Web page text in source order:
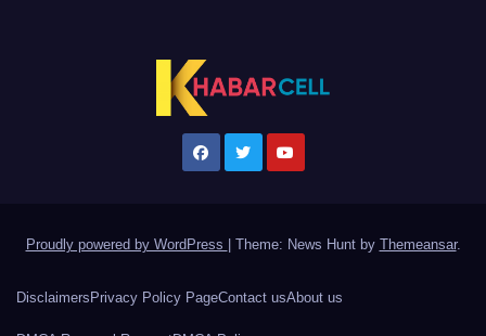
Proudly powered by WordPress Theme: News Hunt by Themeansar.
DisclaimersPrivacy Policy PageContact usAbout us